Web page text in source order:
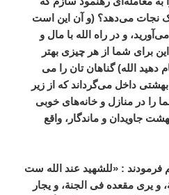
نجات می‌دهد؟ (و آن این است
و در راه الله با مال و
برای شما از هر چیزی بهتر
دهید الله) گناهان تان را می
داخل می‌گرداند که از زیر
را در منازل و خانه‌های خوبی
جاویدان و ماندگار، واقع
فرمودند : «للشهید عند الله ست
و یری مقعده فی الجنة، و یجار